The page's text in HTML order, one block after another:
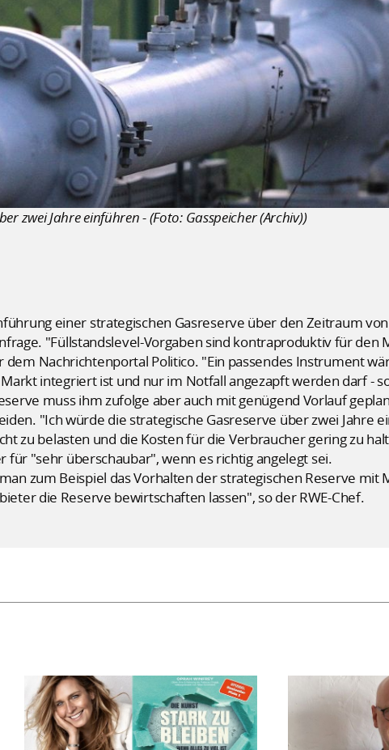
zwei Jahre einführen - (Foto: Gasspeicher (Archiv))
einer strategischen Gasreserve über den Zeitraum
"Füllstandslevel-Vorgaben sind kontraproduktiv für den
dem Nachrichtenportal Politico. "Ein passendes Instrument
integriert ist und nur im Notfall angezapft werden darf -
muss ihm zufolge aber auch mit genügend Vorlauf
"Ich würde die strategische Gasreserve über zwei Jahre
zu belasten und die Kosten für die Verbraucher gering zu
für "sehr überschaubar", wenn es richtig angelegt sei.
zum Beispiel das Vorhalten der strategischen Reserve mit
die Reserve bewirtschaften lassen", so der RWE-Chef.